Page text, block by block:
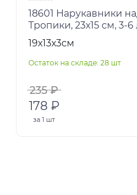
18601 Нарукавники надув.
Тропики, 23х15 см, 3-6
(боится холода) в
19х13х3см
Остаток на складе: 28 шт
235 ₽
178 ₽
за 1 шт